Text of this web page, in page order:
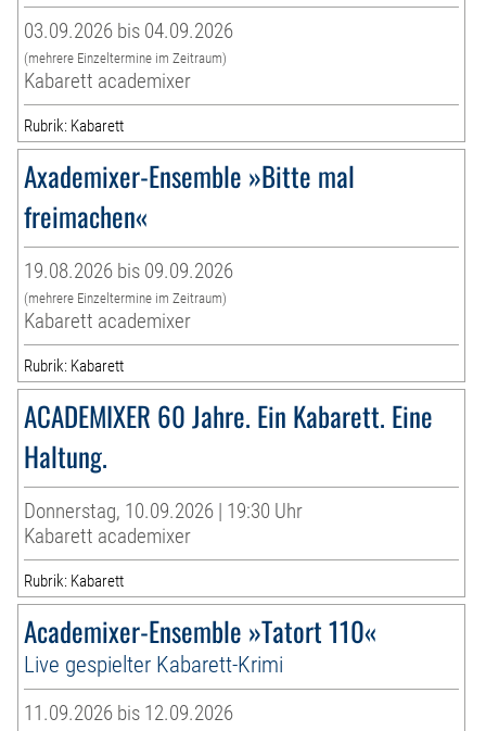
03.09.2026 bis 04.09.2026
(mehrere Einzeltermine im Zeitraum)
Kabarett academixer
Rubrik: Kabarett
Axademixer-Ensemble »Bitte mal
freimachen«
19.08.2026 bis 09.09.2026
(mehrere Einzeltermine im Zeitraum)
Kabarett academixer
Rubrik: Kabarett
ACADEMIXER 60 Jahre. Ein Kabarett. Eine
Haltung.
Donnerstag, 10.09.2026 | 19:30 Uhr
Kabarett academixer
Rubrik: Kabarett
Academixer-Ensemble »Tatort 110«
Live gespielter Kabarett-Krimi
11.09.2026 bis 12.09.2026